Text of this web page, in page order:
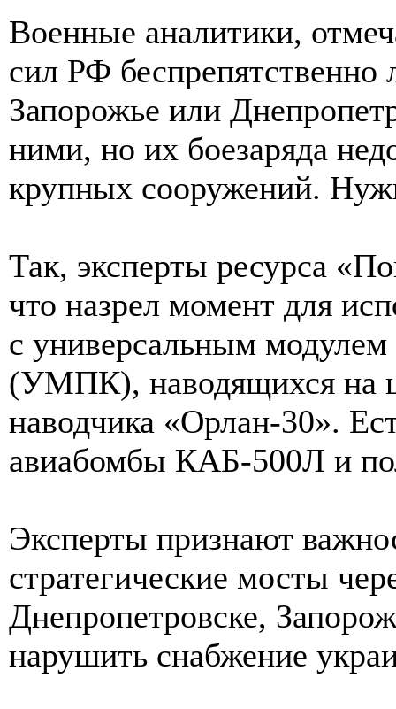
Военные аналитики,
сил РФ
Запорожье или
ними, но их боезаряда
крупных сооружений.
Так, эксперты ресурса
что назрел момент для
с универсальным
(УМПК), наводящихся на
наводчика «Орлан-30».
авиабомбы КАБ-500Л и
Эксперты признают
стратегические мосты
Днепропетровске,
нарушить снабжение